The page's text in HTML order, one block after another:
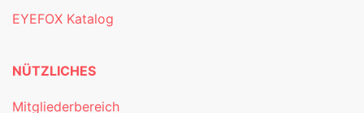
EYEFOX Katalog
NÜTZLICHES
Mitgliederbereich